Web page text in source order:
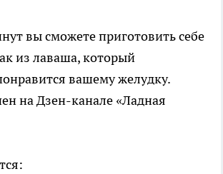
вы сможете приготовить себе
из лаваша, который
вашему желудку.
на Дзен-канале «Ладная